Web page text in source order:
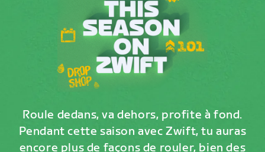
Roule dedans, va dehors, profite à fond.
Pendant cette saison avec Zwift, tu auras
encore plus de façons de rouler, bien des